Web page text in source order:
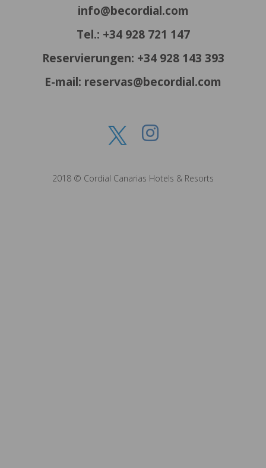
info@becordial.com
Tel.: +34 928 721 147
Reservierungen: +34 928 143 393
E-mail: reservas@becordial.com
2018 © Cordial Canarias Hotels & Resorts